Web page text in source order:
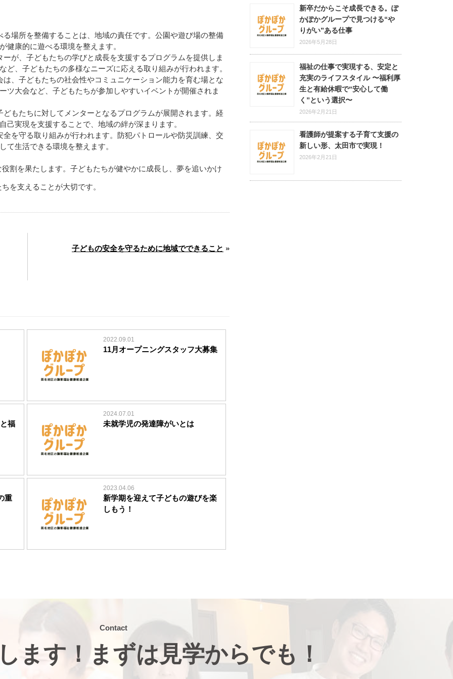
る場所を整備することは、地域の責任です。公園や遊び場の整備
健康的に遊べる環境を整えます。
が、子どもたちの学びと成長を支援するプログラムを提供しま
ど、子どもたちの多様なニーズに応える取り組みが行われます。
は、子どもたちの社会性やコミュニケーション能力を育む場とな
ツ大会など、子どもたちが参加しやすいイベントが開催されま
どもたちに対してメンターとなるプログラムが展開されます。経
実現を支援することで、地域の絆が深まります。
を守る取り組みが行われます。防犯パトロールや防災訓練、交
て生活できる環境を整えます。
割を果たします。子どもたちが健やかに成長し、夢を追いかけ
を支えることが大切です。
子どもの安全を守るために地域でできること »
2022.09.01
11月オープニングスタッフ大募集
福
2024.07.01
未就学児の発達障がいとは
重
2023.04.06
新学期を迎えて子どもの遊びを楽
しもう！
新卒だからこそ成長できる。ぽ
かぽかグループで見つける“や
りがい”ある仕事
2026年5月28日
福祉の仕事で実現する、安定と
充実のライフスタイル 〜福利厚
生と有給休暇で“安心して働
く”という選択〜
2026年2月21日
看護師が提案する子育て支援の
新しい形、太田市で実現！
2026年2月21日
Contact
ます！まずは見学からでも！